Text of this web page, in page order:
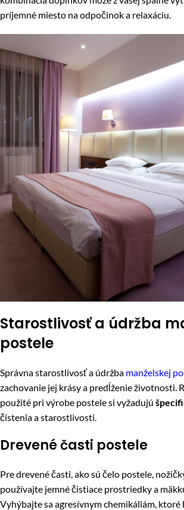
príjemné miesto na odpočinok a relaxáciu.
Starostlivosť a údržba
postele
Správna starostlivosť a údržba manželskej
zachovanie jej krásy a predĺženie životnosti.
použité pri výrobe postele si vyžadujú
čistenia a starostlivosti.
Drevené časti postele
Pre drevené časti, ako sú čelo postele,
používajte jemné čistiace prostriedky a
Vyhýbajte sa agresívnym chemikáliám,